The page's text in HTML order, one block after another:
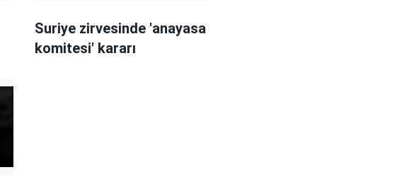
Suriye zirvesinde 'anayasa
komitesi' kararı